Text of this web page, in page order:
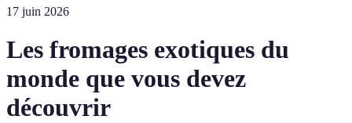
17 juin 2026
Les fromages exotiques du
monde que vous devez
découvrir